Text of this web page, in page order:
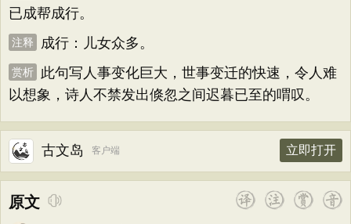
已成帮成行。
注释 成行：儿女众多。
赏析
此句写人事变化巨大，世事变迁的快速，令人难
以想象，诗人不禁发出倏忽之间迟暮已至的喟叹。
古文岛 客户端 立即打开
原文